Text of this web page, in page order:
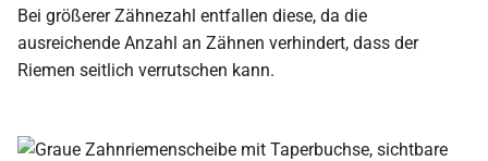
Bei größerer Zähnezahl entfallen diese, da die
ausreichende Anzahl an Zähnen verhindert, dass der
Riemen seitlich verrutschen kann.